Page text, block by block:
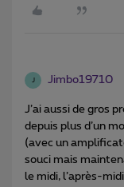
Jimbo19710
J’ai aussi de gros
depuis plus d’un
(avec un
souci mais
le midi, l’après-